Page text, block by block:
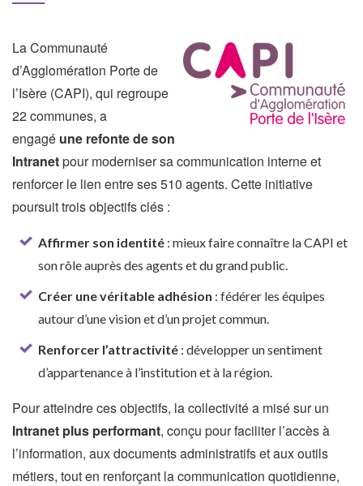
La Communauté
d’Agglomération Porte de
l’Isère (CAPI), qui regroupe
22 communes, a
engagé une refonte de son
Intranetpour moderniser sa communication interne et
renforcer le lien entre ses 510 agents. Cette initiative
poursuit trois objectifs clés :
Affirmer son identité : mieux faire connaître la CAPI et
son rôle auprès des agents et du grand public.
Créer une véritable adhésion : fédérer les équipes
autour d’une vision et d’un projet commun.
Renforcer l’attractivité : développer un sentiment
d’appartenance à l’institution et à la région.
Pour atteindre ces objectifs, la collectivité a misé sur un
Intranet plus performant, conçu pour faciliter l’accès à
l’information, aux documents administratifs et aux outils
métiers, tout en renforçant la communication quotidienne,